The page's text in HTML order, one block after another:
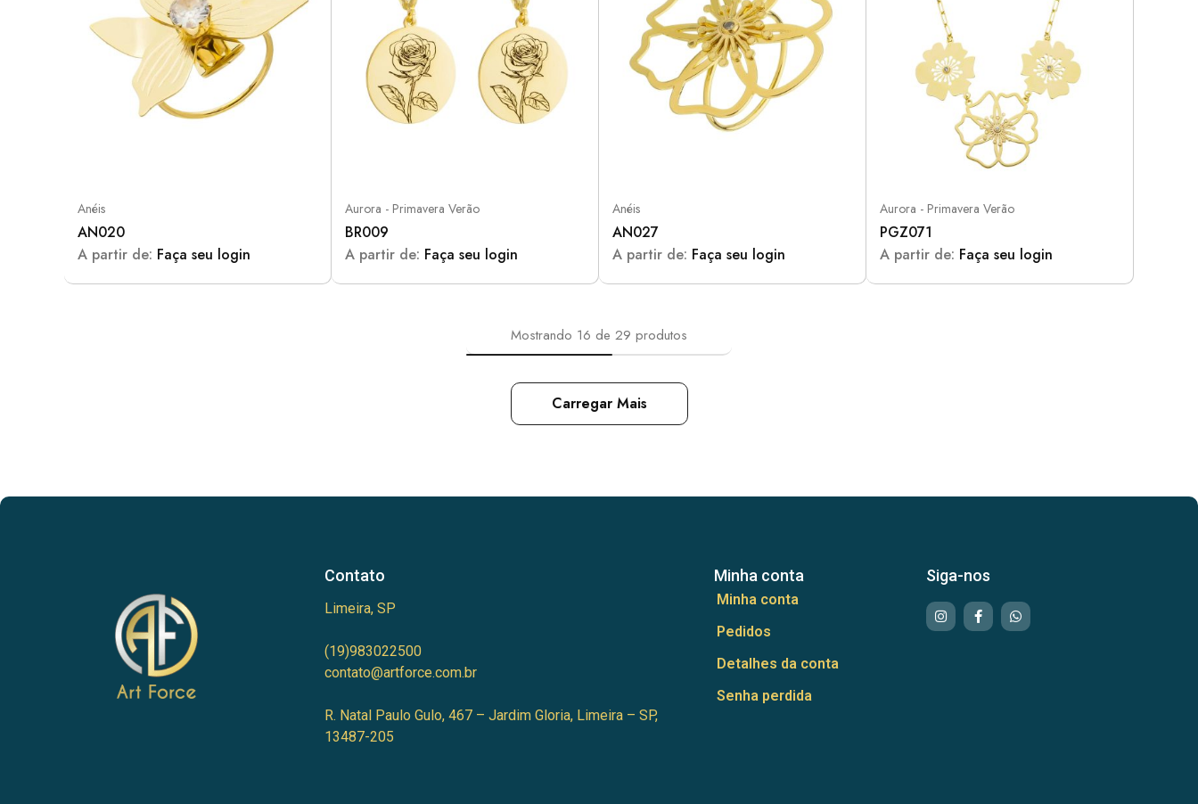
Anéis
AN020
A partir de: Faça seu login
Aurora - Primavera Verão
BR009
A partir de: Faça seu login
Anéis
AN027
A partir de: Faça seu login
Aurora - Primavera Verão
PGZ071
A partir de: Faça seu login
Mostrando 16 de 29 produtos
Carregar Mais
Contato
Limeira, SP
(19)983022500
contato@artforce.com.br
R. Natal Paulo Gulo, 467 – Jardim Gloria, Limeira – SP,
13487-205
Minha conta
Minha conta
Pedidos
Detalhes da conta
Senha perdida
Siga-nos